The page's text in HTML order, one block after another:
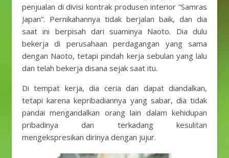
penjualan di divisi kontrak produsen interior “Samras
Japan”. Pernikahannya tidak berjalan baik, dan dia
saat ini berpisah dari suaminya Naoto. Dia dulu
bekerja di perusahaan perdagangan yang sama
dengan Naoto, tetapi pindah kerja sebulan yang lalu
dan telah bekerja disana sejak saat itu.
Di tempat kerja, dia ceria dan dapat diandalkan,
tetapi karena kepribadiannya yang sabar, dia tidak
pandai mengandalkan orang lain dalam kehidupan
pribadinya dan terkadang kesulitan
mengekspresikan dirinya dengan jujur.